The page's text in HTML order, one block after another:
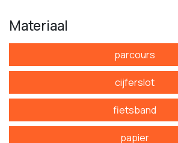
Materiaal
parcours
cijferslot
fietsband
papier